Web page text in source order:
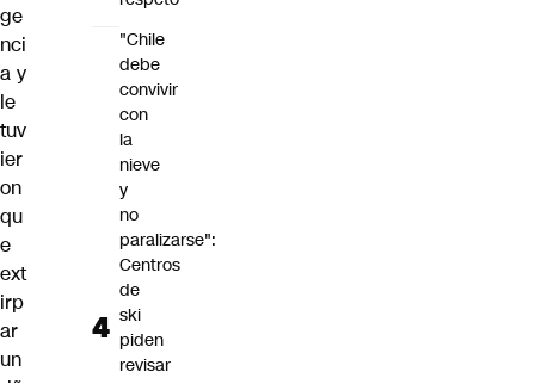
ge
nci
a y
le
tuv
ier
on
qu
e
ext
irp
ar
un
"Chile
debe
convivir
con
la
nieve
y
no
paralizarse":
Centros
de
ski
piden
revisar